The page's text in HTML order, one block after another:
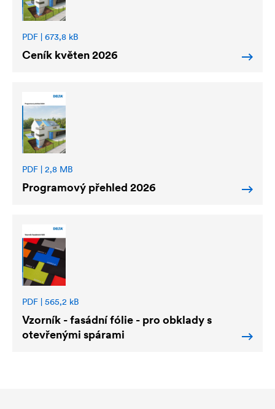
PDF | 673,8 kB
Ceník květen 2026
PDF | 2,8 MB
Programový přehled 2026
PDF | 565,2 kB
Vzorník - fasádní fólie - pro obklady s
otevřenými spárami